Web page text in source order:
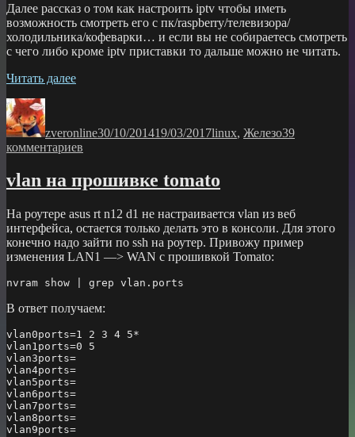
Далее рассказ о том как настроить iptv чтобы иметь
возможность смотреть его с пк/raspberry/телевизора/
холодильника/кофеварки… и если вы не собираетесь смотреть
с чего либо кроме iptv приставки то дальше можно не читать.
Читать далее«настройка
на
openwrt»
zveronline30/10/201419/03/2017linux, Железо39
комментариев
настройка
iptv
ростелеком
на
openwrt
vlan на прошивке tomato
На роутере asus rt n12 d1 не настраивается vlan из веб
интерфейса, остается только делать это в консоли. Для этого
конечно надо зайти по ssh на роутер. Привожу пример
изменения LAN1 —> WAN c прошивкой Tomato:
nvram show grep vlan.ports
В ответ получаем:
vlan0ports=1 2 3 4 5*
vlan1ports=0
5
vlan3ports
vlan4ports
vlan5ports
vlan6ports
vlan7ports
vlan8ports
vlan9ports=